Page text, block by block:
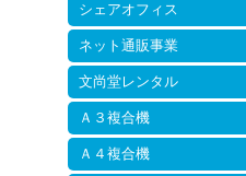
シェアオフィス
ネット通販事業
文尚堂レンタル
Ａ３複合機
Ａ４複合機